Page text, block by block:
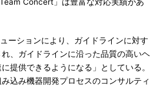
ーションにより、ガイドラインに対す
、ガイドラインに沿った品質の高いヘ
提供できるようになる」としている。
込み機器開発プロセスのコンサルティ